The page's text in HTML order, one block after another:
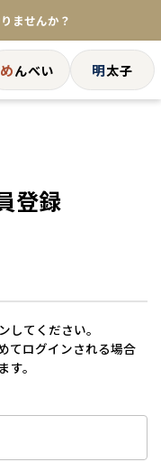
ませんか？
登場★
イン！めんべい
めんべい 明太子
登録
してください。
てログインされる場合
。